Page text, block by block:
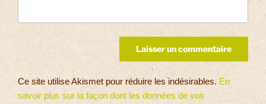
Ce site utilise Akismet pour réduire les indésirables. En
savoir plus sur la façon dont les données de vos